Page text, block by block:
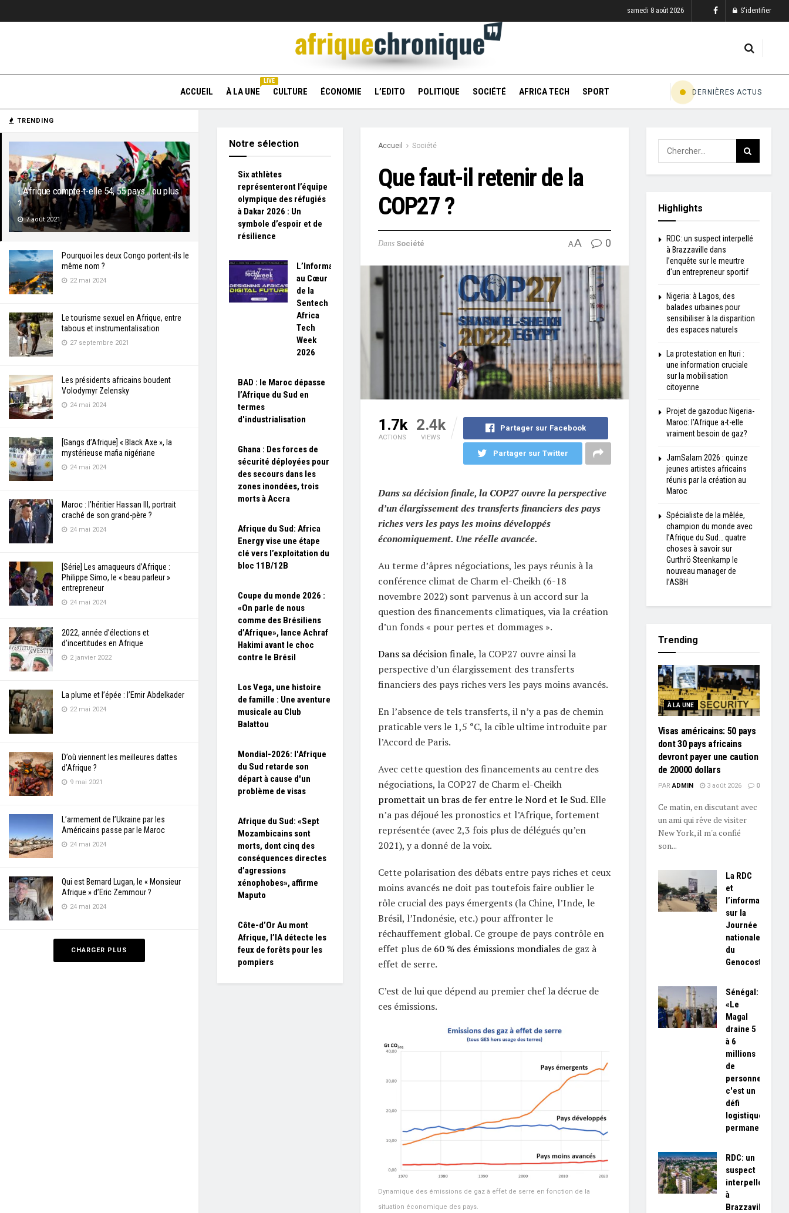
TRENDING
L’Afrique compte-t-elle 54, 55 pays… ou plus
?
7 août 2021
Pourquoi les deux Congo portent-ils le
même nom ?
22 mai 2024
Le tourisme sexuel en Afrique, entre
tabous et instrumentalisation
27 septembre 2021
Les présidents africains boudent
Volodymyr Zelensky
24 mai 2024
[Gangs d’Afrique] « Black Axe », la
mystérieuse mafia nigériane
24 mai 2024
Maroc : l’héritier Hassan III, portrait
craché de son grand-père ?
24 mai 2024
[Série] Les arnaqueurs d’Afrique :
Philippe Simo, le « beau parleur »
entrepreneur
24 mai 2024
2022, année d’élections et
d’incertitudes en Afrique
2 janvier 2022
La plume et l’épée : l’Emir Abdelkader
22 mai 2024
D’où viennent les meilleures dattes
d’Afrique ?
9 mai 2021
L’armement de l’Ukraine par les
Américains passe par le Maroc
24 mai 2024
Qui est Bernard Lugan, le « Monsieur
Afrique » d’Eric Zemmour ?
24 mai 2024
CHARGER PLUS
samedi 8 août 2026 S'identifier
ACCUEIL À LA UNE
LIVE
CULTURE ÉCONOMIE L’EDITO POLITIQUE SOCIÉTÉ AFRICA TECH SPORT DERNIÈRES ACTUS
Accueil Société
Que faut-il retenir de la
COP27 ?
Dans Société AA 0
1.7k
ACTIONS
2.4k
VIEWS
Partager sur Facebook
Partager sur Twitter
Dans sa décision finale, la COP27 ouvre la perspective
d’un élargissement des transferts financiers des pays
riches vers les pays les moins développés
économiquement. Une réelle avancée.
Au terme d’âpres négociations, les pays réunis à la
conférence climat de Charm el-Cheikh (6-18
novembre 2022) sont parvenus à un accord sur la
question des financements climatiques, via la création
d’un fonds « pour pertes et dommages ».
Dans sa décision finale, la COP27 ouvre ainsi la
perspective d’un élargissement des transferts
financiers des pays riches vers les pays moins avancés.
En l’absence de tels transferts, il n’y a pas de chemin
praticable vers le 1,5 °C, la cible ultime introduite par
l’Accord de Paris.
Avec cette question des financements au centre des
négociations, la COP27 de Charm el-Cheikh
promettait un bras de fer entre le Nord et le Sud. Elle
n’a pas déjoué les pronostics et l’Afrique, fortement
représentée (avec 2,3 fois plus de délégués qu’en
2021), y a donné de la voix.
Cette polarisation des débats entre pays riches et ceux
moins avancés ne doit pas toutefois faire oublier le
rôle crucial des pays émergents (la Chine, l’Inde, le
Brésil, l’Indonésie, etc.) pour affronter le
réchauffement global. Ce groupe de pays contrôle en
effet plus de 60 % des émissions mondialesde gaz à
effet de serre.
C’est de lui que dépend au premier chef la décrue de
ces émissions.
Dynamique des émissions de gaz à effet de serre en fonction de la
situation économique des pays.
Notre sélection
Six athlètes
représenteront l’équipe
olympique des réfugiés
à Dakar 2026 : Un
symbole d’espoir et de
résilience
L’Information
au Cœur
de la
Sentech
Africa
Tech
Week
2026
BAD : le Maroc dépasse
l’Afrique du Sud en
termes
d'industrialisation
Ghana : Des forces de
sécurité déployées pour
des secours dans les
zones inondées, trois
morts à Accra
Afrique du Sud: Africa
Energy vise une étape
clé vers l’exploitation du
bloc 11B/12B
Coupe du monde 2026 :
«On parle de nous
comme des Brésiliens
d’Afrique», lance Achraf
Hakimi avant le choc
contre le Brésil
Los Vega, une histoire
de famille : Une aventure
musicale au Club
Balattou
Mondial-2026: l'Afrique
du Sud retarde son
départ à cause d'un
problème de visas
Afrique du Sud: «Sept
Mozambicains sont
morts, dont cinq des
conséquences directes
d’agressions
xénophobes», affirme
Maputo
Côte-d’Or Au mont
Afrique, l’IA détecte les
feux de forêts pour les
pompiers
Highlights
RDC: un suspect interpellé
à Brazzaville dans
l’enquête sur le meurtre
d'un entrepreneur sportif
Nigeria: à Lagos, des
balades urbaines pour
sensibiliser à la disparition
des espaces naturels
La protestation en Ituri :
une information cruciale
sur la mobilisation
citoyenne
Projet de gazoduc Nigeria-
Maroc: l'Afrique a-t-elle
vraiment besoin de gaz?
JamSalam 2026 : quinze
jeunes artistes africains
réunis par la création au
Maroc
Spécialiste de la mêlée,
champion du monde avec
l’Afrique du Sud… quatre
choses à savoir sur
Gurthrö Steenkamp le
nouveau manager de
l’ASBH
Trending
À LA UNE
Visas américains: 50 pays
dont 30 pays africains
devront payer une caution
de 20000 dollars
PAR ADMIN 3 août 2026 0
Ce matin, en discutant avec
un ami qui rêve de visiter
New York, il m'a confié
son...
La RDC
et
l’information
sur la
Journée
nationale
du
Genocost
Sénégal:
«Le
Magal
draine 5
à 6
millions
de
personnes,
c'est un
défi
logistique
permanent»
RDC: un
suspect
interpellé
à
Brazzaville